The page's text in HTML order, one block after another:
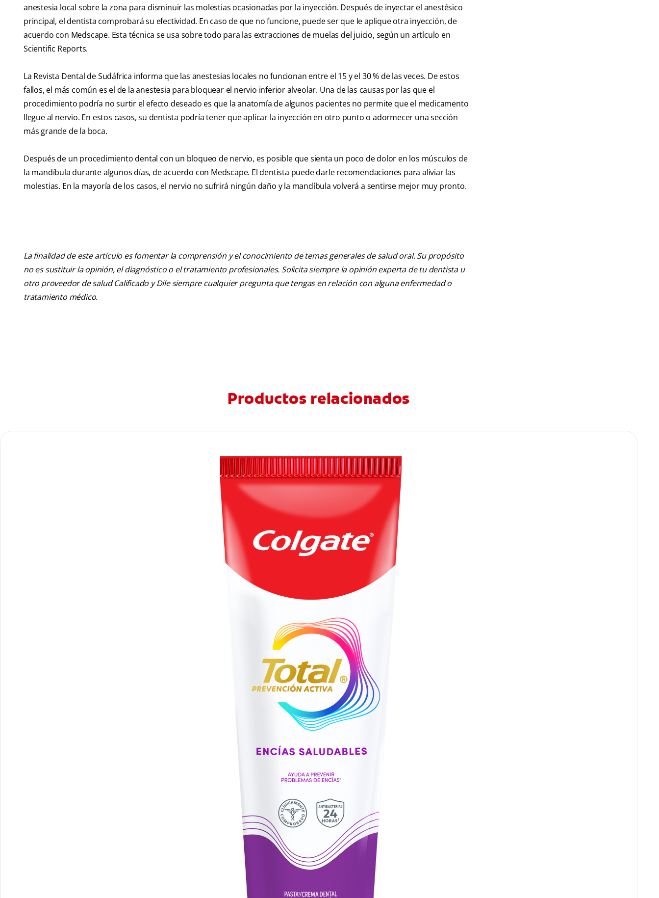
anestesia local sobre la zona para disminuir las molestias ocasionadas por la inyección. Después de inyectar el anestésico
principal, el dentista comprobará su efectividad. En caso de que no funcione, puede ser que le aplique otra inyección, de
acuerdo con Medscape. Esta técnica se usa sobre todo para las extracciones de muelas del juicio, según un artículo en
Scientific Reports.
La Revista Dental de Sudáfrica informa que las anestesias locales no funcionan entre el 15 y el 30 % de las veces. De estos
fallos, el más común es el de la anestesia para bloquear el nervio inferior alveolar. Una de las causas por las que el
procedimiento podría no surtir el efecto deseado es que la anatomía de algunos pacientes no permite que el medicamento
llegue al nervio. En estos casos, su dentista podría tener que aplicar la inyección en otro punto o adormecer una sección
más grande de la boca.
Después de un procedimiento dental con un bloqueo de nervio, es posible que sienta un poco de dolor en los músculos de
la mandíbula durante algunos días, de acuerdo con Medscape. El dentista puede darle recomendaciones para aliviar las
molestias. En la mayoría de los casos, el nervio no sufrirá ningún daño y la mandíbula volverá a sentirse mejor muy pronto.
La finalidad de este artículo es fomentar la comprensión y el conocimiento de temas generales de salud oral. Su propósito
no es sustituir la opinión, el diagnóstico o el tratamiento profesionales. Solicita siempre la opinión experta de tu dentista u
otro proveedor de salud Calificado y Dile siempre cualquier pregunta que tengas en relación con alguna enfermedad o
tratamiento médico.
Productos relacionados